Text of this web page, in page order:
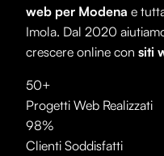
web per Modena e
Imola. Dal 2020
crescere online con siti
50+
Progetti Web Realizzati
98%
Clienti Soddisfatti